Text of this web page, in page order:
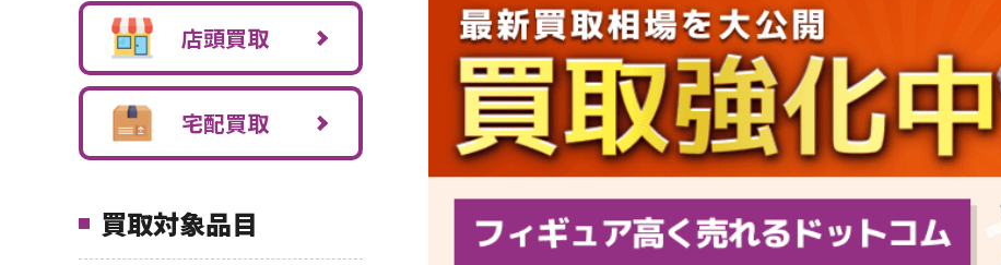
店頭買取
宅配買取
買取対象品目